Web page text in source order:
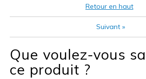
Les meilleures utilisations
Casual Wear
Going Out
Special Occasions
Travel
Retour en haut
Suivant »
Que voulez-vous
ce produit ?